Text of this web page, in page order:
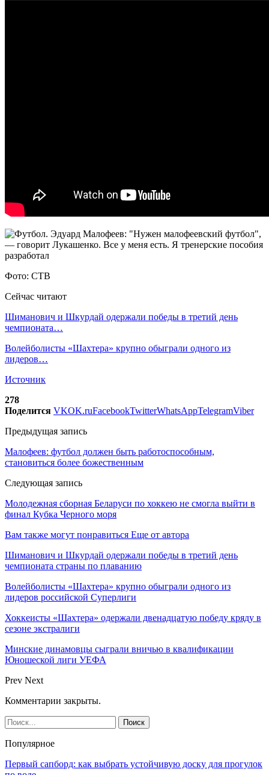
Фото: СТВ
Сейчас читают
Шиманович и Шкурдай одержали победы в третий день
чемпионата…
Волейболисты «Шахтера» крупно обыграли одного из
лидеров…
Источник
278
Поделится VKOK.ruFacebookTwitterWhatsAppTelegramViber
Предыдущая запись
Малофеев: футбол должен быть работоспособным,
становиться более божественным
Следующая запись
Молодежная сборная Беларуси по хоккею не смогла выйти в
финал Кубка Черного моря
Вам также могут понравиться Еще от автора
Шиманович и Шкурдай одержали победы в третий день
чемпионата страны по плаванию
Волейболисты «Шахтера» крупно обыграли одного из
лидеров российской Суперлиги
Хоккеисты «Шахтера» одержали двенадцатую победу кряду в
сезоне экстралиги
Минские динамовцы сыграли вничью в квалификации
Юношеской лиги УЕФА
Prev Next
Комментарии закрыты.
Популярное
Первый сапборд: как выбрать устойчивую доску для прогулок